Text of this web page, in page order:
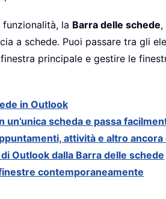
la Barra delle schede,
a schede. Puoi passare tra gli
principale e gestire le
in Outlook
scheda e passa
attività e altro ancora
Outlook dalla Barra delle schede
contemporaneamente